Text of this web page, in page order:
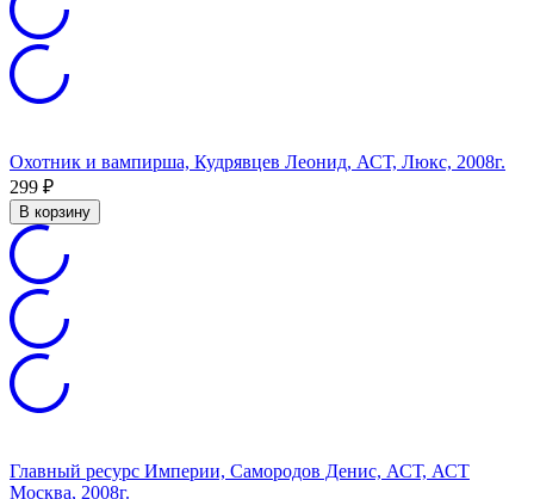
Охотник и вампирша, Кудрявцев Леонид, АСТ, Люкс, 2008г.
299 ₽
В корзину
Главный ресурс Империи, Самородов Денис, АСТ, АСТ
Москва, 2008г.